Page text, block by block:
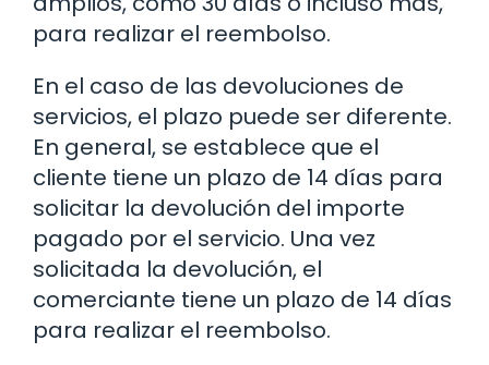
para realizar el reembolso.
En el caso de las devoluciones de
servicios, el plazo puede ser diferente.
En general, se establece que el
cliente tiene un plazo de 14 días para
solicitar la devolución del importe
pagado por el servicio. Una vez
solicitada la devolución, el
comerciante tiene un plazo de 14 días
para realizar el reembolso.